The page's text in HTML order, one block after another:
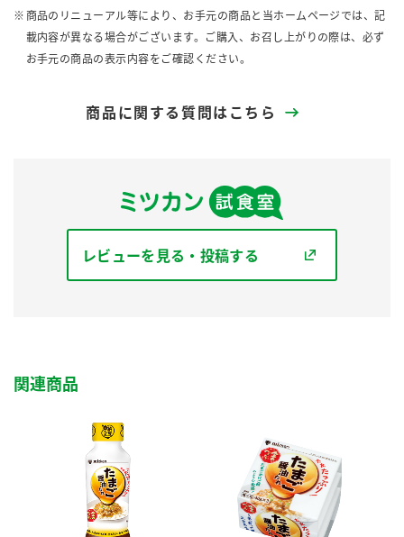
商品のリニューアル等により、お手元の商品と当ホームページでは、記
載内容が異なる場合がございます。ご購入、お召し上がりの際は、必ず
お手元の商品の表示内容をご確認ください。
商品に関する質問はこちら
レビューを見る・投稿する
関連商品